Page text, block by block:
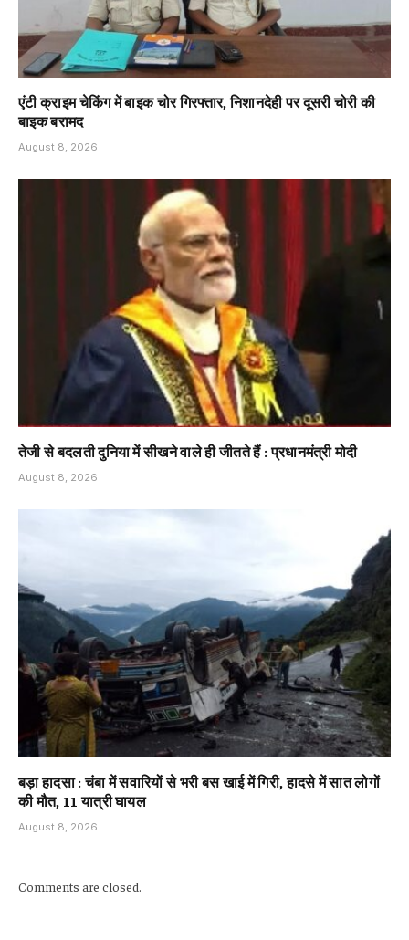
एंटी क्राइम चेकिंग में बाइक चोर गिरफ्तार, निशानदेही पर दूसरी चोरी की
बाइक बरामद
August 8, 2026
तेजी से बदलती दुनिया में सीखने वाले ही जीतते हैं : प्रधानमंत्री मोदी
August 8, 2026
बड़ा हादसा : चंबा में सवारियों से भरी बस खाई में गिरी, हादसे में सात लोगों
की मौत, 11 यात्री घायल
August 8, 2026
Comments are closed.